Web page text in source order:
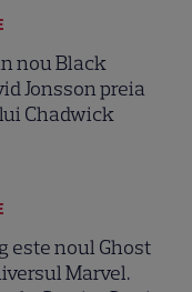
nou Black
Jonsson preia
Chadwick
este noul Ghost
Marvel.